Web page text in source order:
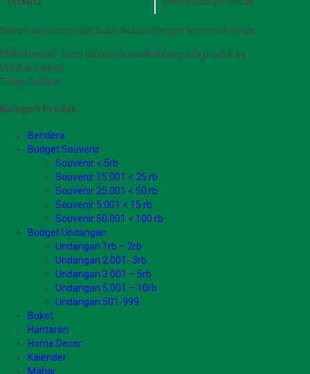
Belum ada komentar, buka diskusi dengan komentar Anda.
Mohon maaf, form diskusi dinonaktifkan pada produk ini.
Produk Terkait
Tutup Sidebar
Kategori Produk
Bendera
Budget Souvenir
Souvenir < 5rb
Souvenir 15.001 < 25 rb
Souvenir 25.001 < 50 rb
Souvenir 5.001 < 15 rb
Souvenir 50.001 < 100 rb
Budget Undangan
Undangan 1rb – 2rb
Undangan 2.001- 3rb
Undangan 3.001 – 5rb
Undangan 5.001 – 10rb
Undangan 501-999
Buket
Hantaran
Home Decor
Kalender
Mahar